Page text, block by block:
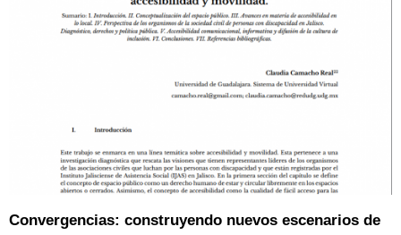
Convergencias: construyendo nuevos escenarios de